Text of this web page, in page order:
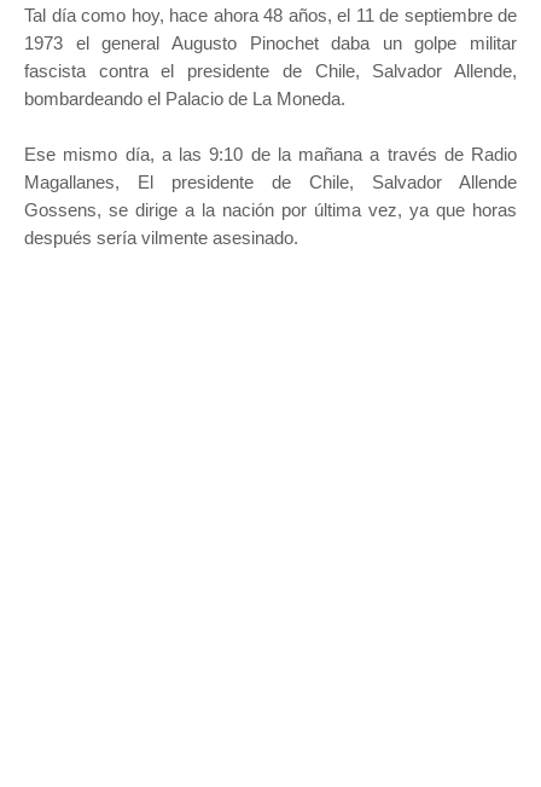
Tal día como hoy, hace ahora 48 años, el 11 de septiembre de
1973 el general Augusto Pinochet daba un golpe militar
fascista contra el presidente de Chile, Salvador Allende,
bombardeando el Palacio de La Moneda.
Ese mismo día, a las 9:10 de la mañana a través de Radio
Magallanes, El presidente de Chile, Salvador Allende
Gossens, se dirige a la nación por última vez, ya que horas
después sería vilmente asesinado.